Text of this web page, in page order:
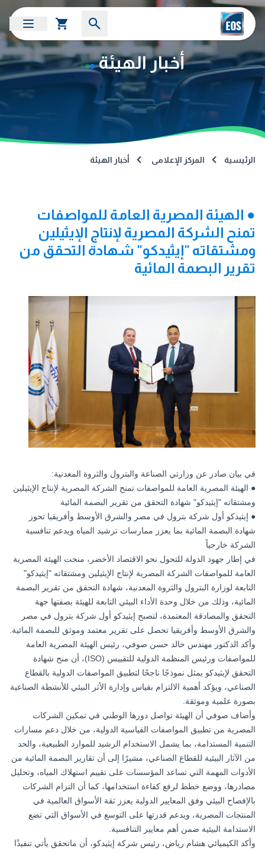
أخبار الهيئة
الرئيسية المركز الإعلامى أخبار الهيئة
● الهيئة المصرية العامة للمواصفات
تمنح الشركة المصرية لإنتاج الإيثيلين
ومشتقاته "إيثيدكو" شهادة التحقق من
تقرير البصمة المائية
في بيان صادر عن وزارتي الصناعة والبترول والثروة المعدنية:
● الهيئة المصرية العامة للمواصفات تمنح الشركة المصرية لإنتاج الإيثيلين
ومشتقاته "إيثيدكو" شهادة التحقق من تقرير البصمة المائية
● إيثيدكو أول شركة بترول في مصر والشرق الأوسط وأفريقيا تحوز
شهادة البصمة المائية بما يعزز ممارسات ترشيد المياه ويدعم تنافسية
الشركة خارجياً
في إطار جهود الدولة للتحول نحو الاقتصاد الأخضر، منحت الهيئة المصرية
العامة للمواصفات الشركة المصرية لإنتاج الإيثيلين ومشتقاته "إيثيدكو"
التابعة لوزارة البترول والثروة المعدنية، شهادة التحقق من تقرير البصمة
المائية، وذلك من خلال وحدة الأداء البيئي التابعة للهيئة بصفتها جهة
التحقق والمصادقة المعتمدة، لتصبح إيثيدكو أول شركة بترول في مصر
والشرق الأوسط وأفريقيا تحصل على تقرير معتمد وموثق للبصمة المائية.
وأكد الدكتور مهندس خالد حسن صوفي، رئيس الهيئة المصرية العامة
للمواصفات ورئيس المنظمة الدولية للتقييس (ISO)، أن منح شهادة
التحقق لإيثيدكو يمثل نموذجًا ناجحًا لتطبيق المواصفات الدولية بالقطاع
الصناعي، ويؤكد أهمية الالتزام بقياس وإدارة الأثر البيئي للأنشطة الصناعية
بصورة علمية وموثقة.
وأضاف صوفي أن الهيئة تواصل دورها الوطني في تمكين الشركات
المصرية من تطبيق المواصفات القياسية الدولية، من خلال دعم مسارات
التنمية المستدامة، بما يشمل الاستخدام الرشيد للموارد الطبيعية، والحد
من الآثار البيئية للقطاع الصناعي، مشيرًا إلى أن تقارير البصمة المائية من
الأدوات المهمة التي تساعد المؤسسات على تقييم استهلاك المياه، وتحليل
مصادرها، ووضع خطط لرفع كفاءة استخدامها، كما أن التزام الشركات
بالإفصاح البيئي وفق المعايير الدولية يعزز ثقة الأسواق العالمية في
المنتجات المصرية، ويدعم قدرتها على التوسع في الأسواق التي تضع
الاستدامة البيئية ضمن أهم معايير التنافسية.
وأكد الكيميائي هشام رياض، رئيس شركة إيثيدكو، أن ماتحقق يأتي تنفيذًا